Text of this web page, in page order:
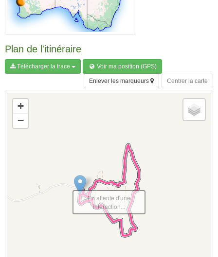
Plan de l'itinéraire
Télécharger la trace Voir ma position (GPS)
Centrer la carte
Enlever les marqueurs
+
−
En attente d'une
interaction...